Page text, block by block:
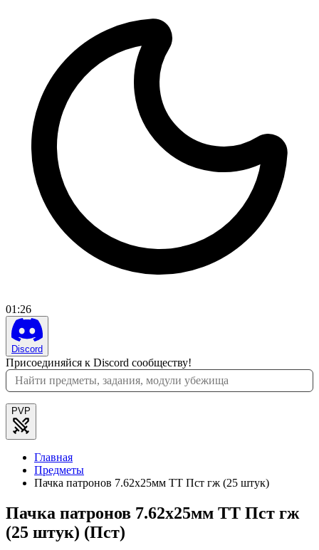
01 :26
Discord
Присоединяйся к Discord сообществу!
PVP
Главная
Предметы
Пачка патронов 7.62x25мм ТТ Пст гж (25 штук)
Пачка патронов 7.62x25мм ТТ Пст гж
(25 штук) (Пст)